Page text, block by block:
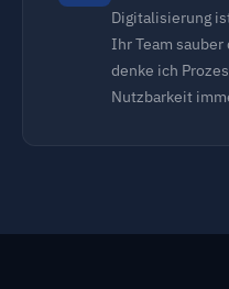
Digitalisierung
Ihr Team
denke ich
Nutzbarkeit